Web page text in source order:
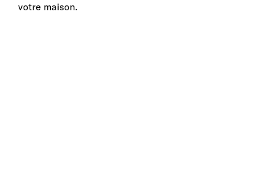
votre maison.